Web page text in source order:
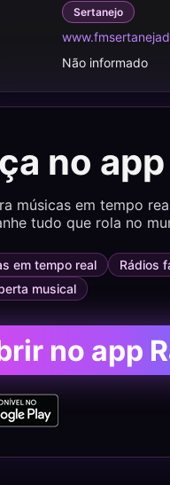
Sertanejo
Não informado
no app
músicas em tempo
tudo que rola no
em tempo real Rádios
musical
no app